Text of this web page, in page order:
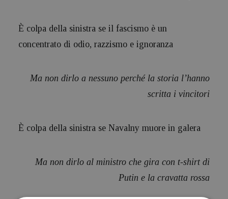
È colpa della sinistra se il fascismo è un
concentrato di odio, razzismo e ignoranza
Ma non dirlo a nessuno perché la storia l’hanno
scritta i vincitori
È colpa della sinistra se Navalny muore in galera
Ma non dirlo al ministro che gira con t-shirt di
Putin e la cravatta rossa